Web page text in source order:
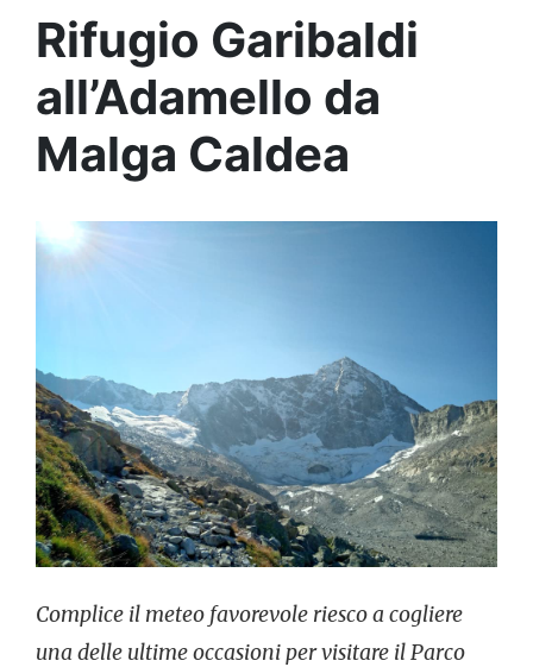
Rifugio Garibaldi
all’Adamello da
Malga Caldea
Complice il meteo favorevole riesco a cogliere
una delle ultime occasioni per visitare il Parco